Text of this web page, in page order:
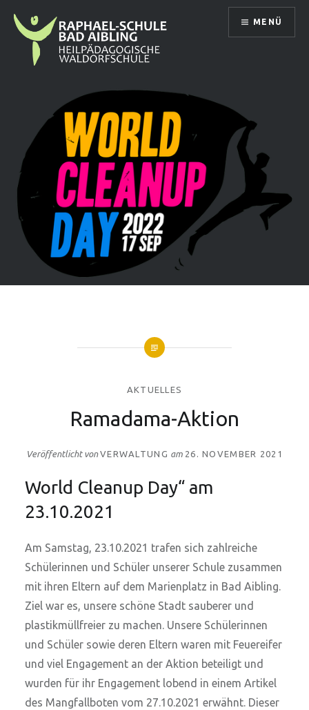
zum
Inhalt
MENÜ
AKTUELLES
Ramadama-Aktion
Veröffentlicht vonVERWALTUNG am 26. NOVEMBER 2021
World Cleanup Day“ am
23.10.2021
Am Samstag, 23.10.2021 trafen sich zahlreiche
Schülerinnen und Schüler unserer Schule zusammen
mit ihren Eltern auf dem Marienplatz in Bad Aibling.
Ziel war es, unsere schöne Stadt sauberer und
plastikmüllfreier zu machen. Unsere Schülerinnen
und Schüler sowie deren Eltern waren mit Feuereifer
und viel Engagement an der Aktion beteiligt und
wurden für ihr Engagement lobend in einem Artikel
des Mangfallboten vom 27.10.2021 erwähnt. Dieser